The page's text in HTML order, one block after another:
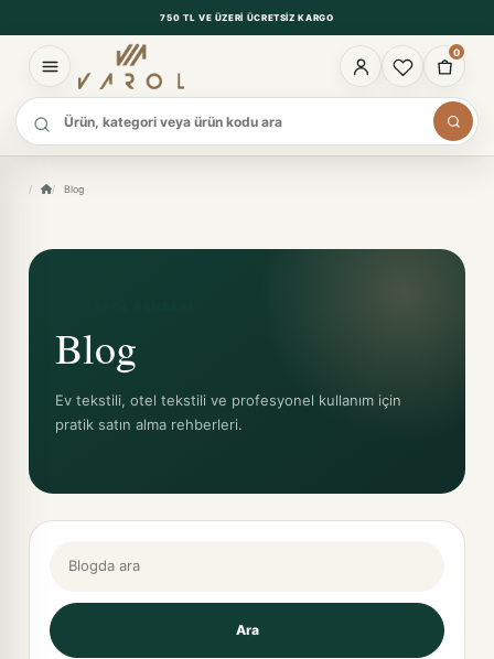
750 TL VE ÜZERI ÜCRETSIZ KARGO
0
Ürün ara
Blog
Blog
Ev tekstili, otel tekstili ve profesyonel kullanım için
pratik satın alma rehberleri.
Ara